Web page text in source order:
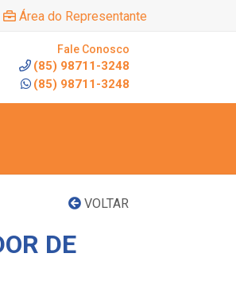
Área do Representante
Fale Conosco
(85) 98711-3248
(85) 98711-3248
VOLTAR
DE